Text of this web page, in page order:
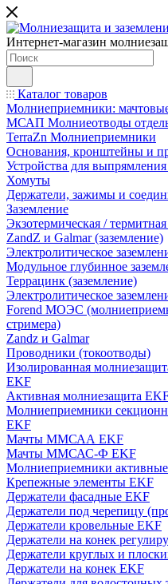
Интернет-магазин
Каталог товаров
Молниеприемники:
МСАП Молниеотводы
TerraZn Молниеприемники
Основания, кронштейны и
Устройства для
Хомуты
Держатели, зажимы и
Заземление
Экзотермическая /
ZandZ и Galmar (заземление)
Электролитическое
Модульное глубинное
Террацинк (заземление)
Электролитическое
Forend МОЭС
стримера)
Zandz и Galmar
Проводники (токоотводы)
Изолированная
EKF
Активная молниезащита
Молниеприемники
EKF
Мачты ММСАА EKF
Мачты ММСАС-Ф EKF
Молниеприемники
Крепежные элементы EKF
Держатели фасадные EKF
Держатели под черепицу
Держатели кровельные EKF
Держатели на конек
Держатели круглых и
Держатели на конек EKF